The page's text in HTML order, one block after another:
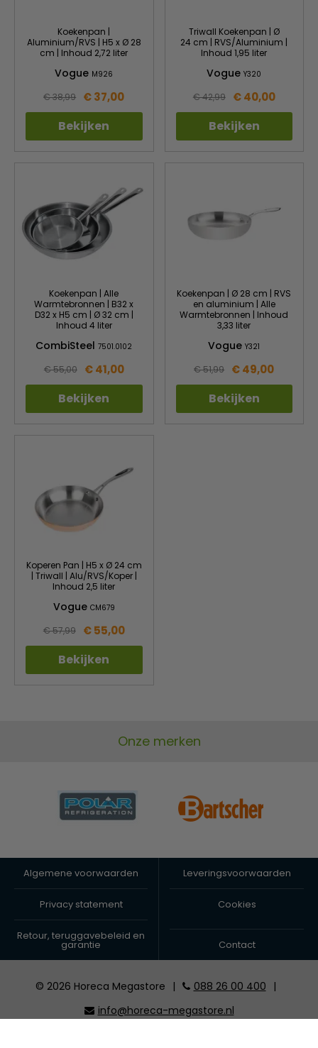
Koekenpan |
Aluminium/RVS | H5 x Ø 28
cm | Inhoud 2,72 liter
Vogue M926
€ 38,99 € 37,00
Bekijken
Triwall Koekenpan | Ø
24 cm | RVS/Aluminium |
Inhoud 1,95 liter
VogueY320
€ 42,99 € 40,00
Bekijken
Koekenpan | Alle
Warmtebronnen | B32 x
D32 x H5 cm | Ø 32 cm |
Inhoud 4 liter
CombiSteel7501.0102
€ 55,00 € 41,00
Bekijken
Koekenpan | Ø 28 cm | RVS
en aluminium | Alle
Warmtebronnen | Inhoud
3,33 liter
VogueY321
€ 51,99 € 49,00
Bekijken
Koperen Pan | H5 x Ø 24 cm
| Triwall | Alu/RVS/Koper |
Inhoud 2,5 liter
Vogue CM679
€ 57,99 € 55,00
Bekijken
Onze merken
Algemene voorwaarden Leveringsvoorwaarden
Privacy statement Cookies
Retour, teruggavebeleid en
garantie Contact
© 2026 Horeca Megastore | 088 26 00 400
|
info@horeca-megastore.nl